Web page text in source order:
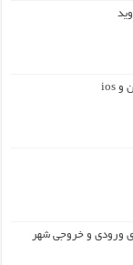
ورودی و خروجی شهر